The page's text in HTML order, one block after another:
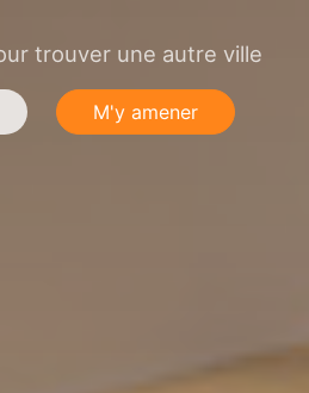
trouver une autre ville
M'y amener